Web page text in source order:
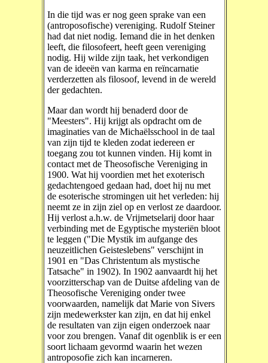
In die tijd was er nog geen sprake van een
(antroposofische) vereniging. Rudolf Steiner
had dat niet nodig. Iemand die in het denken
leeft, die filosofeert, heeft geen vereniging
nodig. Hij wilde zijn taak, het verkondigen
van de ideeën van karma en reïncarnatie
verderzetten als filosoof, levend in de wereld
der gedachten.
Maar dan wordt hij benaderd door de
"Meesters". Hij krijgt als opdracht om de
imaginaties van de Michaëlsschool in de taal
van zijn tijd te kleden zodat iedereen er
toegang zou tot kunnen vinden. Hij komt in
contact met de Theosofische Vereniging in
1900. Wat hij voordien met het exoterisch
gedachtengoed gedaan had, doet hij nu met
de esoterische stromingen uit het verleden: hij
neemt ze in zijn ziel op en verlost ze daardoor.
Hij verlost a.h.w. de Vrijmetselarij door haar
verbinding met de Egyptische mysteriën bloot
te leggen ("Die Mystik im aufgange des
neuzeitlichen Geisteslebens" verschijnt in
1901 en "Das Christentum als mystische
Tatsache" in 1902). In 1902 aanvaardt hij het
voorzitterschap van de Duitse afdeling van de
Theosofische Vereniging onder twee
voorwaarden, namelijk dat Marie von Sivers
zijn medewerkster kan zijn, en dat hij enkel
de resultaten van zijn eigen onderzoek naar
voor zou brengen. Vanaf dit ogenblik is er een
soort lichaam gevormd waarin het wezen
antroposofie zich kan incarneren.